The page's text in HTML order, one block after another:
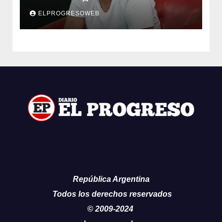
cáncer
ELPROGRESOWEB
República Argentina
Todos los derechos reservados
© 2009-2024